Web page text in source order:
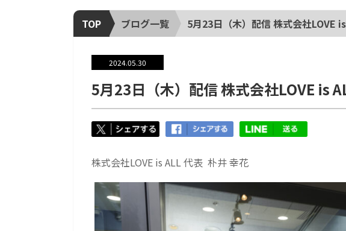
TOP ブログ一覧 5月23日（木）配信 株式会社LOVE
2024.05.30
5月23日（木）配信 株式会社LOVE is
株式会社LOVE is ALL 代表 朴井 幸花